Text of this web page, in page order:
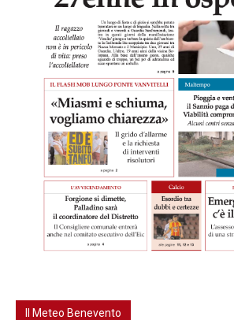
Il Meteo Benevento